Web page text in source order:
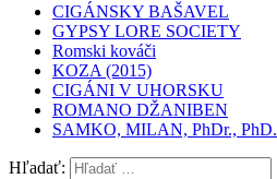
CIGÁNSKY BAŠAVEL
GYPSY LORE SOCIETY
Romski kováči
KOZA (2015)
CIGÁNI V UHORSKU
ROMANO DŽANIBEN
SAMKO, MILAN, PhDr., PhD.
Hľadať: